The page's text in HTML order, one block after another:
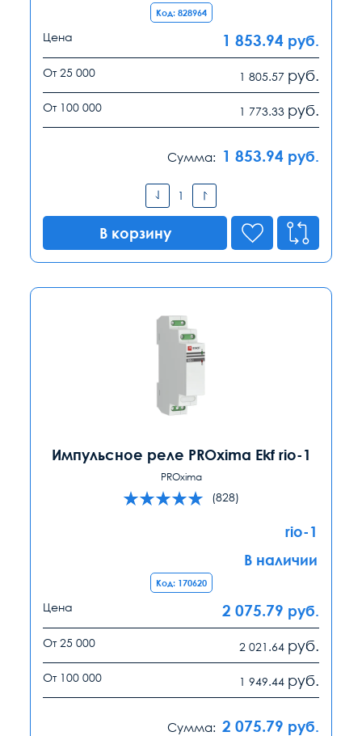
Код: 828964
Цена 1 853.94 руб.
От 25 000 1 805.57 руб.
От 100 000 1 773.33 руб.
Сумма: 1 853.94 руб.
В корзину
Импульсное реле PROxima Ekf rio-1
PROxima
(828)
rio-1
В наличии
Код: 170620
Цена 2 075.79 руб.
От 25 000 2 021.64 руб.
От 100 000 1 949.44 руб.
Сумма: 2 075.79 руб.